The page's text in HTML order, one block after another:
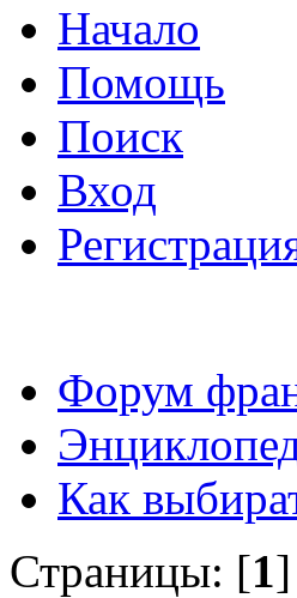
Начало
Помощь
Поиск
Вход
Форум
Как
Страницы: [1